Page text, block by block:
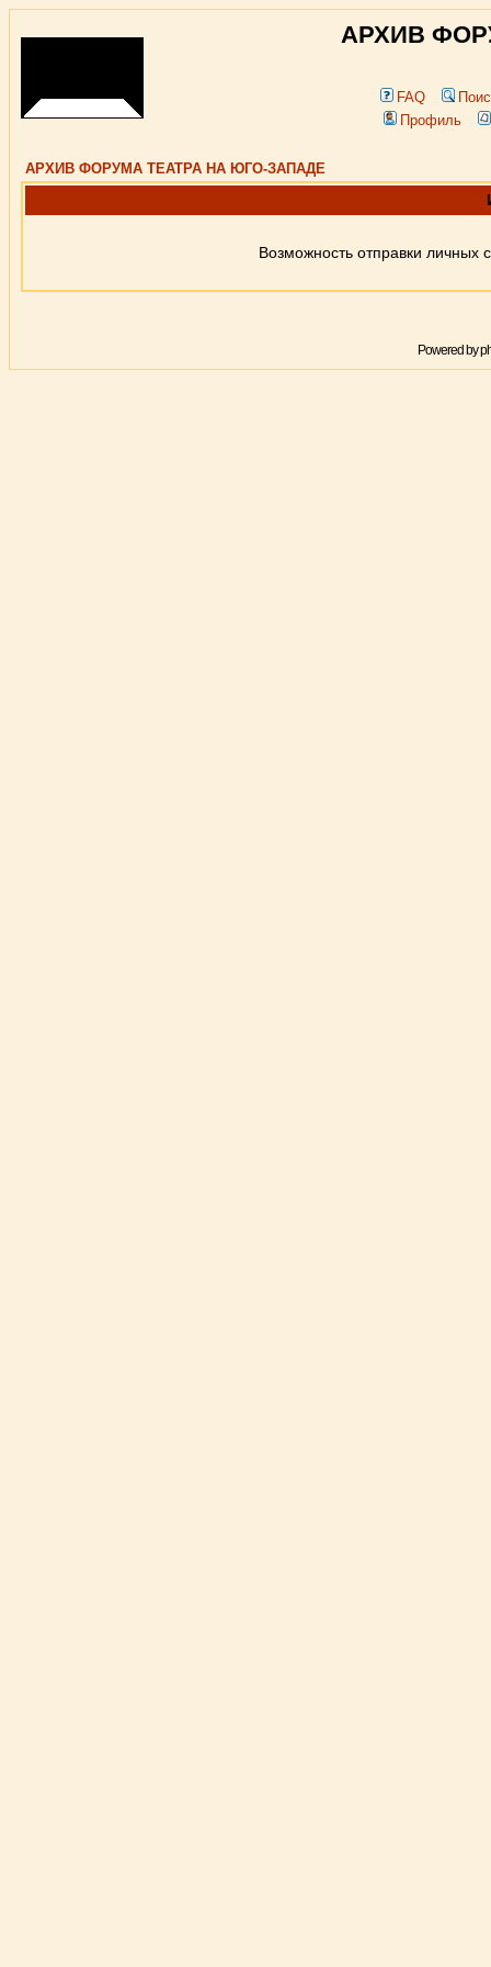
АРХИВ
FAQ
Профиль
АРХИВ ФОРУМА ТЕАТРА НА ЮГО-ЗАПАДЕ
Возможность отправки
Powered by